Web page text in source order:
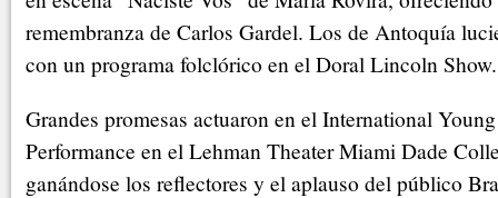
remembranza de Carlos Gardel. Los de Antoquía
con un programa folclórico en el Doral Lincoln Show.
Grandes promesas actuaron en el International
Performance en el Lehman Theater Miami Dade
ganándose los reflectores y el aplauso del público